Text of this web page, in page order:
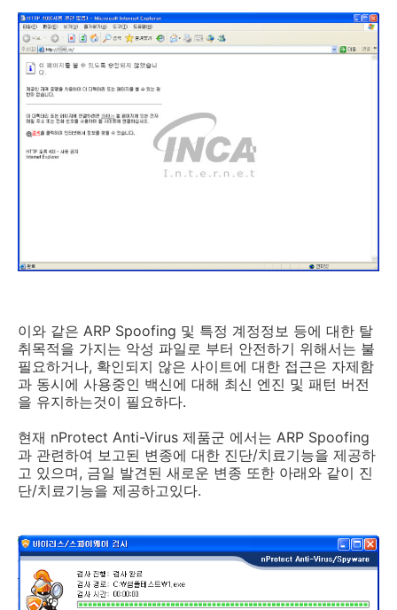
이와 같은 ARP Spoofing 및 특정 계정정보 등에 대한 탈
취목적을 가지는 악성 파일로 부터 안전하기 위해서는 불
필요하거나, 확인되지 않은 사이트에 대한 접근은 자제함
과 동시에 사용중인 백신에 대해 최신 엔진 및 패턴 버전
을 유지하는것이 필요하다.
현재 nProtect Anti-Virus 제품군 에서는 ARP Spoofing
과 관련하여 보고된 변종에 대한 진단/치료기능을 제공하
고 있으며, 금일 발견된 새로운 변종 또한 아래와 같이 진
단/치료기능을 제공하고있다.